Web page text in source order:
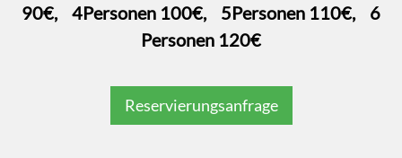
90€, 4Personen 100€, 5Personen 110€, 6
Personen 120€
Reservierungsanfrage